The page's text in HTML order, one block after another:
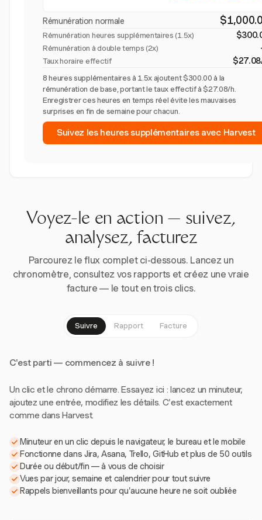
Rémunération normale
Rémunération heures supplémentaires (1.5x)
Rémunération à double temps (2x)
Taux horaire effectif
8 heures supplémentaires à 1.5x ajoutent $300.00 à la
rémunération de base, portant le taux effectif à $27.08/h.
Enregistrer ces heures en temps réel évite les mauvaises
surprises en fin de semaine pour chacun.
Suivez les heures supplémentaires avec Harvest
Voyez-le en action — suivez,
analysez, facturez
Parcourez le flux complet ci-dessous. Lancez un
chronomètre, consultez vos rapports et créez une vraie
facture — le tout en trois clics.
Suivre Rapport Facture
C'est parti — commencez à suivre !
Un clic et le chrono démarre. Essayez ici : lancez un minuteur,
ajoutez une entrée, modifiez les détails. C'est exactement
comme dans Harvest.
Minuteur en un clic depuis le navigateur, le bureau et le mobile
Fonctionne dans Jira, Asana, Trello, GitHub et plus de 50 outils
Durée ou début/fin — à vous de choisir
Vues par jour, semaine et calendrier pour tout suivre
Rappels bienveillants pour qu'aucune heure ne soit oubliée